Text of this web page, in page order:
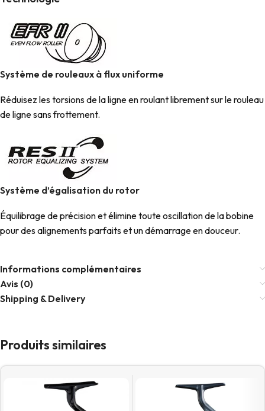
Système de rouleaux à flux uniforme
Réduisez les torsions de la ligne en roulant librement sur le rouleau
de ligne sans frottement.
Système d’égalisation du rotor
Équilibrage de précision et élimine toute oscillation de la bobine
pour des alignements parfaits et un démarrage en douceur.
Informations complémentaires
Avis (0)
Shipping & Delivery
Produits similaires